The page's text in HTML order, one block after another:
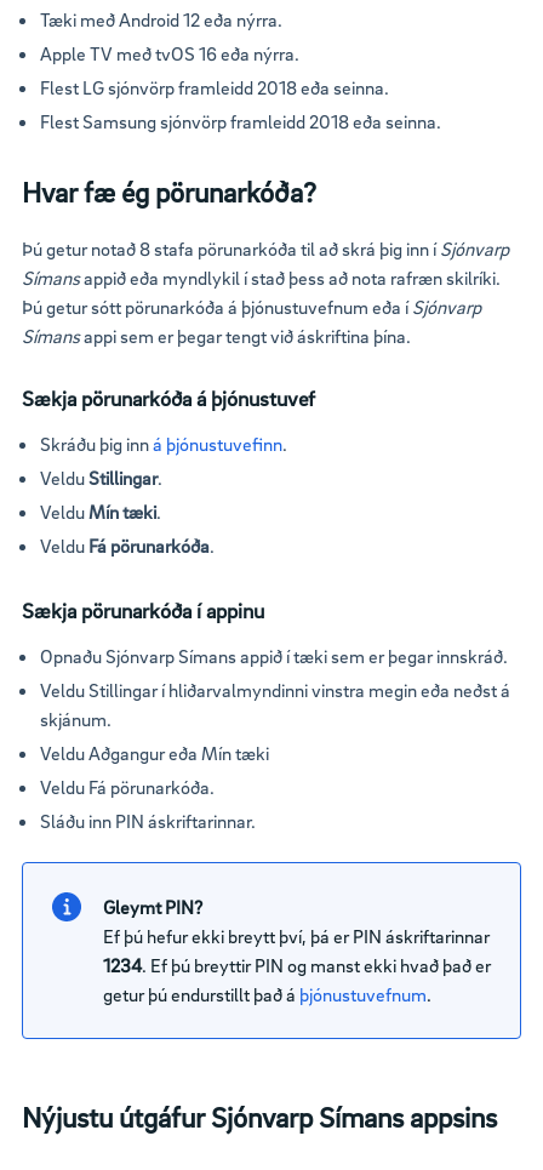
Tæki með Android 12 eða nýrra.
Apple TV með tvOS 16 eða nýrra.
Flest LG sjónvörp framleidd 2018 eða seinna.
Flest Samsung sjónvörp framleidd 2018 eða seinna.
Hvar fæ ég pörunarkóða?
Þú getur notað 8 stafa pörunarkóða til að skrá þig inn íSjónvarp
Símansappið eða myndlykil í stað þess að nota rafræn skilríki.
Þú getur sótt pörunarkóða á þjónustuvefnum eða íSjónvarp
Símansappi sem er þegar tengt við áskriftina þína.
Sækja pörunarkóða á þjónustuvef
Skráðu þig inná þjónustuvefinn.
VelduStillingar.
VelduMín tæki.
Veldu Fá pörunarkóða.
Sækja pörunarkóða í appinu
Opnaðu Sjónvarp Símans appið í tæki sem er þegar innskráð.
Veldu Stillingar í hliðarvalmyndinni vinstra megin eða neðst á
skjánum.
Veldu Aðgangur eða Mín tæki
Veldu Fá pörunarkóða.
Sláðu inn PIN áskriftarinnar.
Gleymt PIN?
Ef þú hefur ekki breytt því, þá er PIN áskriftarinnar
1234. Ef þú breyttir PIN og manst ekki hvað það er
getur þú endurstillt það á þjónustuvefnum.
Nýjustu útgáfur Sjónvarp Símans appsins